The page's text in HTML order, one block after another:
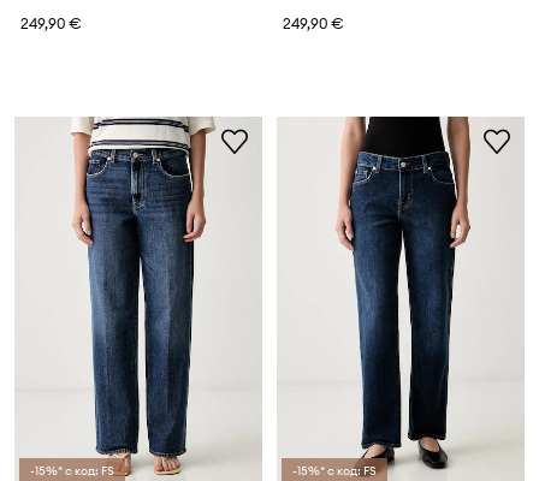
249,90 € 249,90 €
-15%* с код: FS -15%* с код: FS